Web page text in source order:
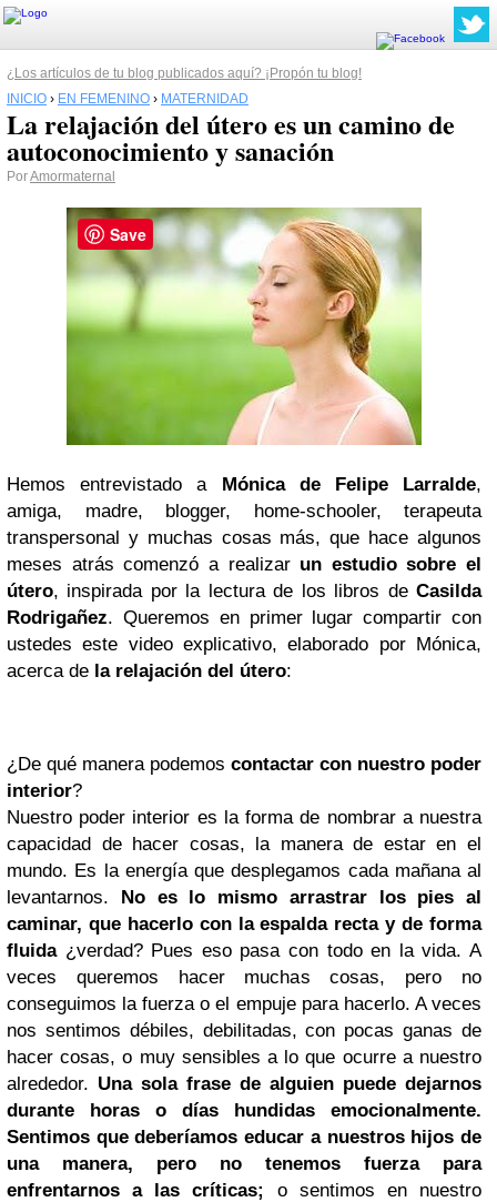
¿Los artículos de tu blog publicados aquí? ¡Propón tu blog!
INICIO › EN FEMENINO › MATERNIDAD
La relajación del útero es un camino de
autoconocimiento y sanación
PorAmormaternal
Hemos entrevistado a Mónica de FelipeLarralde,
amiga, madre, blogger, home-schooler, terapeuta
transpersonal y muchas cosas más, que hace algunos
meses atrás comenzó a realizar un estudio sobre el
útero, inspirada por la lectura de los libros deCasilda
Rodrigañez. Queremos en primer lugar compartir con
ustedes este video explicativo, elaborado por Mónica,
acerca de la relajación del útero:
¿De qué manera podemos contactar con nuestro poder
interior?
Nuestro poder interior es la forma de nombrar a nuestra
capacidad de hacer cosas, la manera de estar en el
mundo. Es la energía que desplegamos cada mañana al
levantarnos. No es lo mismo arrastrar los pies al
caminar, que hacerlo con la espalda recta y de forma
fluida ¿verdad? Pues eso pasa con todo en la vida. A
veces queremos hacer muchas cosas, pero no
conseguimos la fuerza o el empuje para hacerlo. A veces
nos sentimos débiles, debilitadas, con pocas ganas de
hacer cosas, o muy sensibles a lo que ocurre a nuestro
alrededor. Una sola frase de alguien puede dejarnos
durante horas o días hundidas emocionalmente.
Sentimos que deberíamos educar a nuestros hijos de
una manera, pero no tenemos fuerza para
enfrentarnos a las críticas;
o sentimos en nuestro
Save